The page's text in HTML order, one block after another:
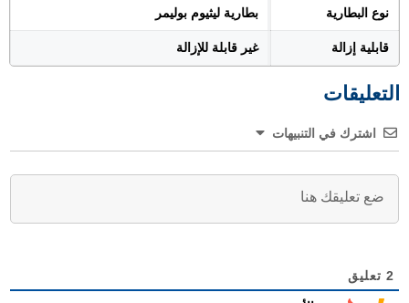
نوع البطارية بطارية ليثيوم بوليمر
قابلية إزالة غير قابلة للإزالة
التعليقات
اشترك في التنبيهات
2 تعليق